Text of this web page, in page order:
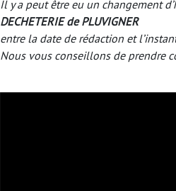
Il y a peut être eu un changement
DECHETERIE de PLUVIGNER
entre la date de rédaction et
Nous vous conseillons de prendre